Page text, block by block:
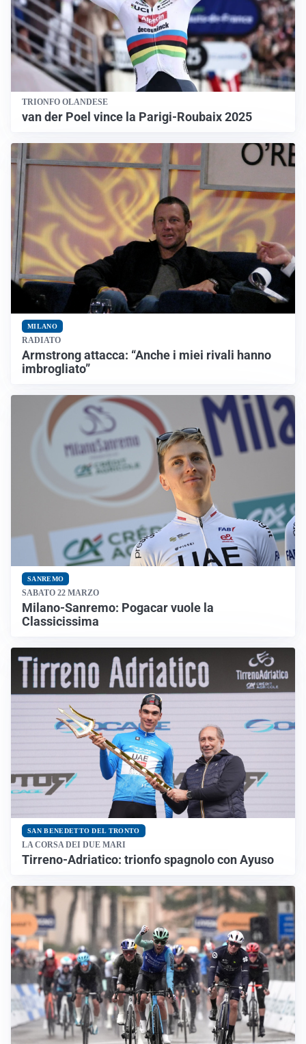
TRIONFO OLANDESE
van der Poel vince la Parigi-Roubaix 2025
MILANO
RADIATO
Armstrong attacca: “Anche i miei rivali hanno
imbrogliato”
SANREMO
SABATO 22 MARZO
Milano-Sanremo: Pogacar vuole la
Classicissima
SAN BENEDETTO DEL TRONTO
LA CORSA DEI DUE MARI
Tirreno-Adriatico: trionfo spagnolo con Ayuso